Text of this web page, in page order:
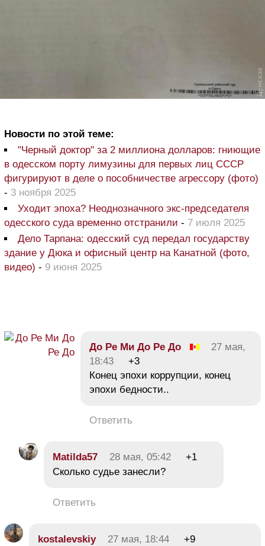
Новости по этой теме:
"Черный доктор" за 2 миллиона долларов: гниющие
в одесском порту лимузины для первых лиц СССР
фигурируют в деле о пособничестве агрессору (фото)
- 3 ноября 2025
Уходит эпоха? Неоднозначного экс-председателя
одесского суда временно отстранили - 7 июля 2025
Дело Тарпана: одесский суд передал государству
здание у Дюка и офисный центр на Канатной (фото,
видео) - 9 июня 2025
До Ре Ми До Ре До
27 мая,
18:43
+3
Конец эпохи коррупции, конец
эпохи бедности..
Ответить
Matilda57 28 мая, 05:42
+1
Сколько судье занесли?
Ответить
kostalevskiy 27 мая, 18:44
+9